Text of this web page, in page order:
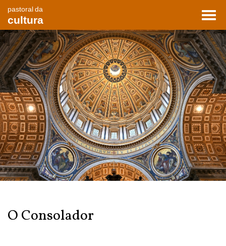
pastoral da
cultura
O Consolador